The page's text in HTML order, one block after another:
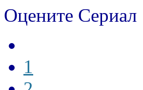
Оцените Сериал
1